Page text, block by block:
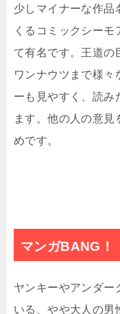
少しマイナーな作品
くるコミックシー
て有名です。王道の
ワンナウツまで様々
ーも見やすく、読み
ます。他の人の意見
めです。
マンガBANG ！
ヤンキーやアンダー
いる、やや大人の男